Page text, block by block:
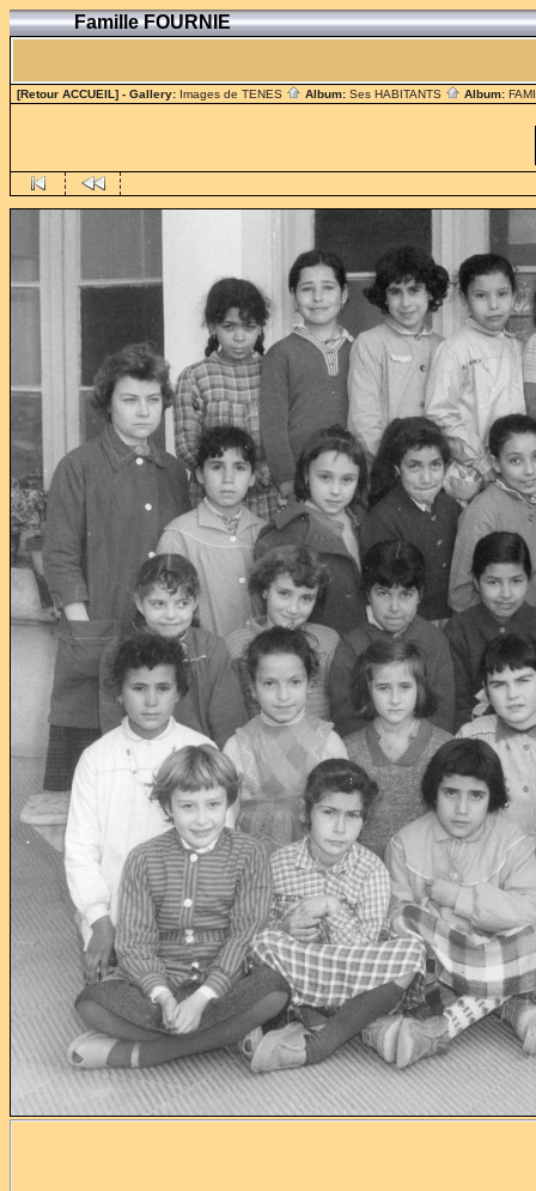
Famille FOURNIE
[Retour ACCUEIL] - Gallery: Images de TENES Album: Ses HABITANTS Album: